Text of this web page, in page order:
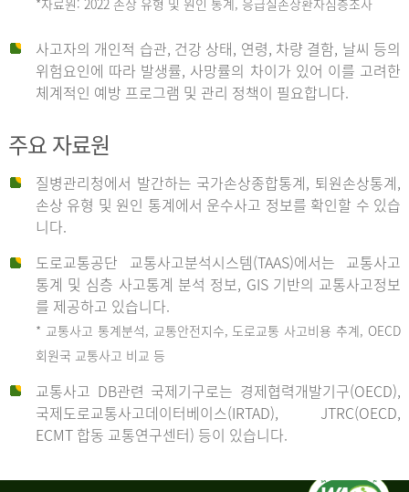
사
*자료원: 2022 손상 유형 및 원인 통계, 응급실손상환자심층조사
사고자의 개인적 습관, 건강 상태, 연령, 차량 결함, 날씨 등의
위험요인에 따라 발생률, 사망률의 차이가 있어 이를 고려한
체계적인 예방 프로그램 및 관리 정책이 필요합니다.
주요 자료원
질병관리청에서 발간하는 국가손상종합통계, 퇴원손상통계,
손상 유형 및 원인 통계에서 운수사고 정보를 확인할 수 있습
니다.
도로교통공단 교통사고분석시스템(TAAS)에서는 교통사고
통계 및 심층 사고통계 분석 정보, GIS 기반의 교통사고정보
를 제공하고 있습니다.
* 교통사고 통계분석, 교통안전지수, 도로교통 사고비용 추계, OECD
회원국 교통사고 비교 등
교통사고 DB관련 국제기구로는 경제협력개발기구(OECD),
국제도로교통사고데이터베이스(IRTAD), JTRC(OECD,
ECMT 합동 교통연구센터) 등이 있습니다.